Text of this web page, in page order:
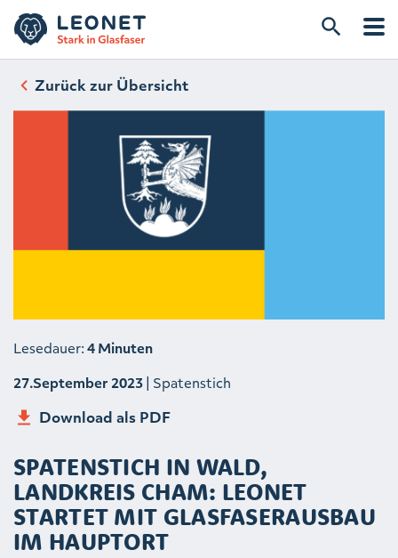
Zurück zur Übersicht
Lesedauer:4 Minuten
27.September 2023| Spatenstich
Download als PDF
SPATENSTICH IN WALD,
LANDKREIS CHAM: LEONET
STARTET MIT GLASFASERAUSBAU
IM HAUPTORT